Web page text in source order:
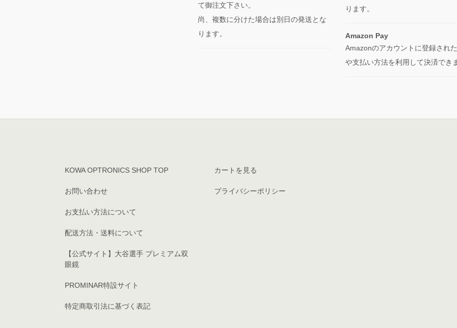
て御注文下さい。
尚、複数に分けた場合は別日の発送とな
ります。
ります。
Amazon Pay
Amazonのアカウントに登録され
や支払い方法を利用して決済でき
KOWA OPTRONICS SHOP TOP
お問い合わせ
お支払い方法について
配送方法・送料について
【公式サイト】大谷選手 プレミアム双
眼鏡
PROMINAR特設サイト
特定商取引法に基づく表記
カートを見る
プライバシーポリシー